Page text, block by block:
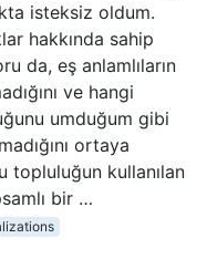
isteksiz oldum.
hakkında sahip
da, eş anlamlıların
ve hangi
umduğum gibi
ortaya
topluluğun kullanılan
bir …